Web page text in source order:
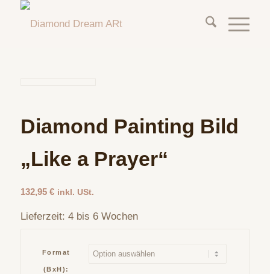
Diamond Painting Bild
„Like a Prayer“
132,95 € inkl. USt.
Lieferzeit: 4 bis 6 Wochen
Format
(BxH):